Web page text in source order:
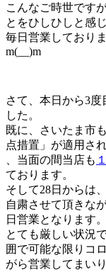
こんなご時世です
とをひしひしと感
毎日営業しており
m(__)m
さて、本日から3
した。
既に、さいたま市
点措置」が適用さ
、当面の間当店も
ております。
そして28日からは
自粛させて頂きな
日営業となります。
とても厳しい状況
囲で可能な限りコ
がら営業してまいり